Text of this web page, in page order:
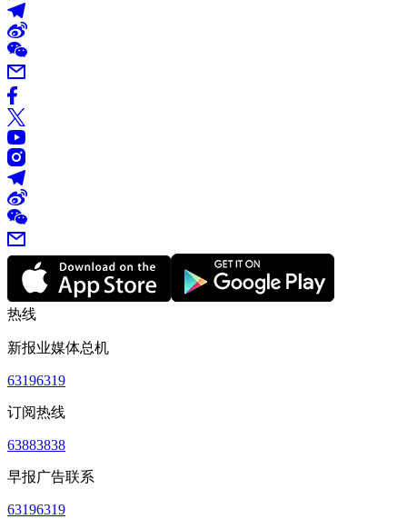
热线
新报业媒体总机
63196319
订阅热线
63883838
早报广告联系
63196319